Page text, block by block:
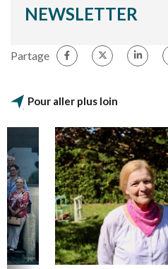
NEWSLETTER
Partage
Pour aller plus loin